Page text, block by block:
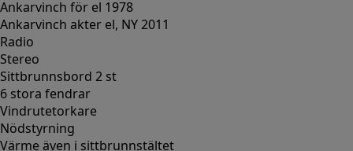
Ankarvinch för el 1978
Ankarvinch akter el, NY 2011
Radio
Stereo
Sittbrunnsbord 2 st
6 stora fendrar
Vindrutetorkare
Nödstyrning
Värme även i sittbrunnstältet